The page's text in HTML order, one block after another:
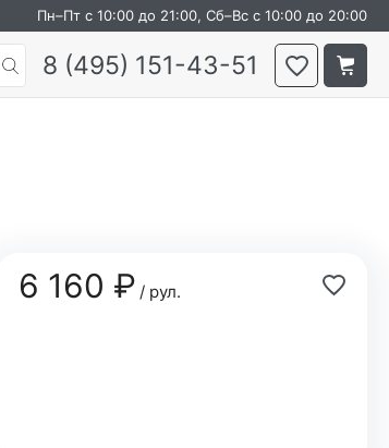
Пн–Пт с 10:00 до 21:00, Сб–Вс с 10:00 до 20:00
8 (495) 151-43-51
6 160 ₽/ рул.